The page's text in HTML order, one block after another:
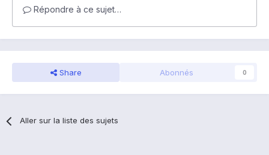
Répondre à ce sujet…
Share Abonnés 0
Aller sur la liste des sujets